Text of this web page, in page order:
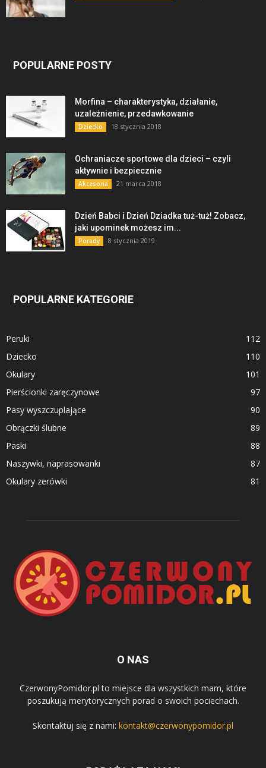
POPULARNE POSTY
Morfina – charakterystyka, działanie,
uzależnienie, przedawkowanie
Dziecko 18 stycznia 2018
Ochraniacze sportowe dla dzieci – czyli
aktywnie i bezpiecznie
Akcesoria 21 marca 2018
Dzień Babci i Dzień Dziadka tuż-tuż! Zobacz,
jaki upominek możesz im...
Porady 8 stycznia 2019
POPULARNE KATEGORIE
Peruki
112
Dziecko
110
Okulary
101
Pierścionki zaręczynowe
97
Pasy wyszczuplające
90
Obrączki ślubne
89
Paski
88
Naszywki, naprasowanki
87
Okulary zerówki
81
O NAS
CzerwonyPomidor.pl to miejsce dla wszystkich mam, które
poszukują merytorycznych porad o swoich pociechach.
Skontaktuj się z nami: kontakt@czerwonypomidor.pl